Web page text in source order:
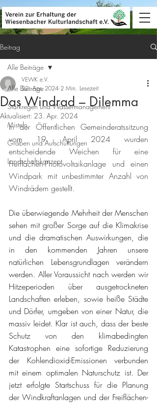
Beitrag
Alle Beiträge
Starkregen und Wassermanagement
Misteln
Gräben und Aufschüttungen
Landschaftskonzept
Alle Beiträge
Das Windrad – Dilemma
VEWK e.V.
22. Apr. 2024 2 Min. Lesezeit
Aktualisiert: 23. Apr. 2024
In der Öffentlichen Gemeinderatssitzung
vom 19. April 2024 wurden
entscheidende Weichen für eine
Freiflächen-Photovoltaikanlage und einen
Windpark mit unbestimmter Anzahl von
Windrädern gestellt.
Die überwiegende Mehrheit der Menschen
sehen mit großer Sorge auf die Klimakrise
und die dramatischen Auswirkungen, die
in den kommenden Jahren unsere
natürlichen Lebensgrundlagen verändern
werden. Aller Voraussicht nach werden wir
Hitzeperioden über ausgetrockneten
Landschaften erleben, sowie heiße Städte
und Dörfer, umgeben von einer Natur, die
massiv leidet. Klar ist auch, dass der beste
Schutz von den klimabedingten
Katastrophen eine sofortige Reduzierung
der Kohlendioxid-Emissionen verbunden
mit einem optimalen Naturschutz ist. Der
jetzt erfolgte Startschuss für die Planung
der Windkraftanlagen und der Freiflächen-